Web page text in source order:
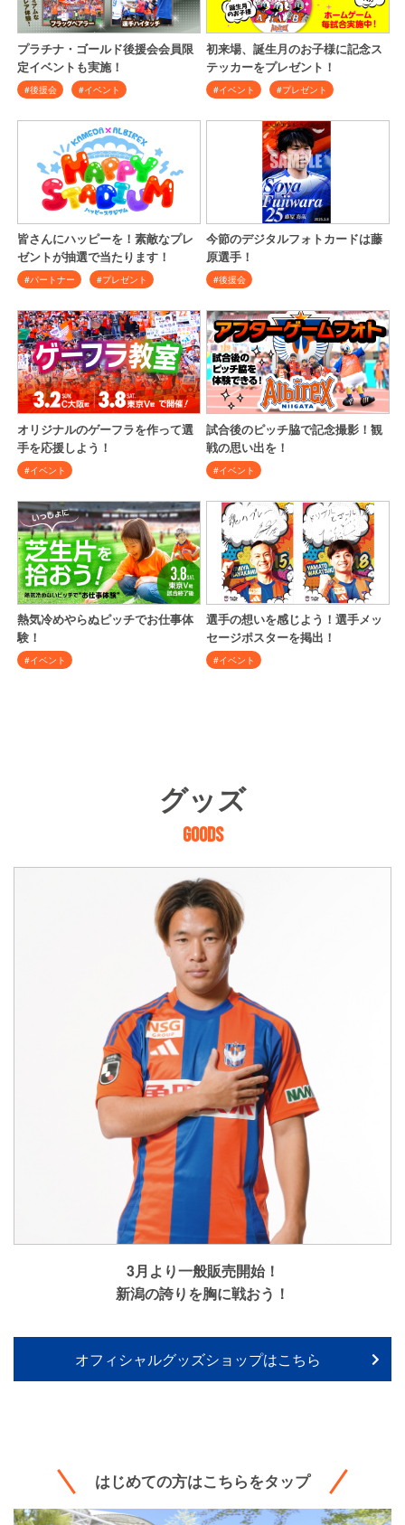
プラチナ・ゴールド後援会会員限
定イベントも実施！
#後援会 #イベント
初来場、誕生月のお子様に記念ス
テッカーをプレゼント！
#イベント #プレゼント
皆さんにハッピーを！素敵なプレ
ゼントが抽選で当たります！
#パートナー #プレゼント
今節のデジタルフォトカードは藤
原選手！
#後援会
オリジナルのゲーフラを作って選
手を応援しよう！
#イベント
試合後のピッチ脇で記念撮影！観
戦の思い出を！
#イベント
熱気冷めやらぬピッチでお仕事体
験！
#イベント
選手の想いを感じよう！選手メッ
セージポスターを掲出！
#イベント
グッズ
GOODS
3月より一般販売開始！
新潟の誇りを胸に戦おう！
オフィシャルグッズショップはこちら
はじめての方はこちらをタップ